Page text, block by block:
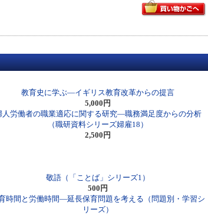
教育史に学ぶ―イギリス教育改革からの提言
5,000円
人労働者の職業適応に関する研究―職務満足度からの分析
（職研資料シリーズ婦雇18）
2,500円
敬語（「ことば」シリーズ1）
500円
時間と労働時間―延長保育問題を考える（問題別・学習シ
リーズ）